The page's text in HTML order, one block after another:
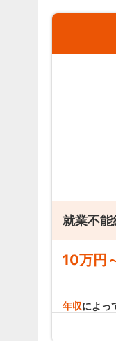
就業不能
10万円
年収によっ
就業